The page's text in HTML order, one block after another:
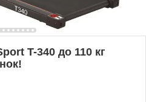
T-340 до 110 кг